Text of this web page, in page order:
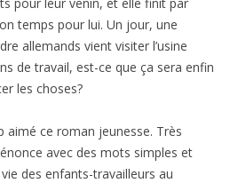
temps pour lui. Un jour, une
allemands vient visiter l’usine
de travail, est-ce que ça sera enfin
les choses?
aimé ce roman jeunesse. Très
avec des mots simples et
des enfants-travailleurs au